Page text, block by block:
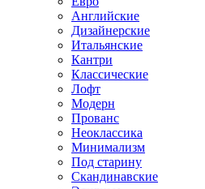
Английские
Дизайнерские
Итальянские
Кантри
Классические
Лофт
Модерн
Прованс
Неоклассика
Минимализм
Под старину
Скандинавские